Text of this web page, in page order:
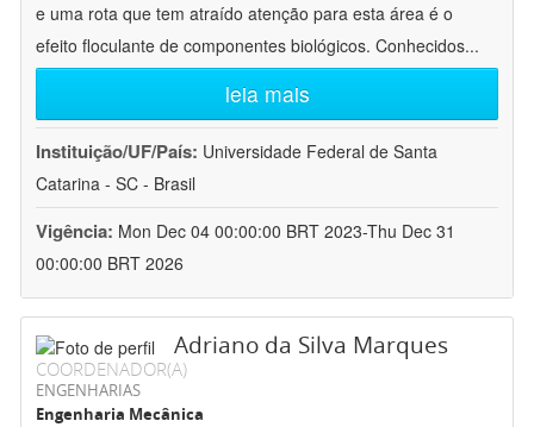
e uma rota que tem atraído atenção para esta área é o
efeito floculante de componentes biológicos. Conhecidos...
leia mais
Instituição/UF/País: Universidade Federal de Santa
Catarina - SC - Brasil
Vigência: Mon Dec 04 00:00:00 BRT 2023-Thu Dec 31
00:00:00 BRT 2026
Adriano da Silva Marques
COORDENADOR(A)
ENGENHARIAS
Engenharia Mecânica